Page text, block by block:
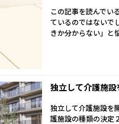
この記事を読んでい
ているのではないで
きか分からない」と
独立して介護施
独立して介護施設を
護施設の種類の決定